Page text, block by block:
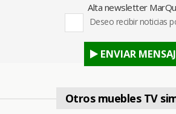
Alta newsletter
Deseo recibir noticias
ENVIAR
Otros muebles TV